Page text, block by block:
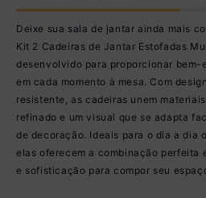
Deixe sua sala de jantar ainda mais
Kit 2 Cadeiras de Jantar Estofadas
desenvolvido para proporcionar
em cada momento à mesa. Com
resistente, as cadeiras unem
refinado e um visual que se adapta
de decoração. Ideais para o dia a dia
elas oferecem a combinação perfeita
e sofisticação para compor seu